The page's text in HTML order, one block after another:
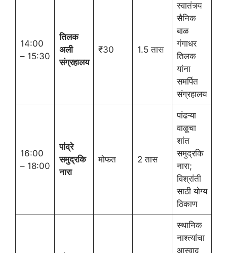
14:00
– 15:30
तिलक
अली
संग्रहालय
₹30 1.5 तास
स्वातंत्र्य
सैनिक
बाळ
गंगाधर
तिलक
यांना
समर्पित
संग्रहालय
16:00
– 18:00
पांद्रे
समुद्रकि
नारा
मोफत 2 तास
पांढऱ्या
वाळूचा
शांत
समुद्रकि
नारा;
विश्रांती
साठी योग्य
ठिकाण
स्थानिक
नाश्त्यांचा
आस्वाद